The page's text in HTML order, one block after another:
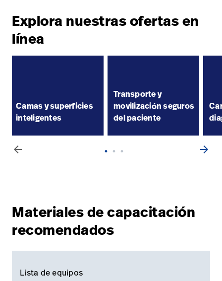
Explora nuestras ofertas en
línea
arrow_back
Camas y superficies
inteligentes
Transporte y
movilización seguros
del paciente
arrow_forward
Materiales de capacitación
recomendados
Lista de equipos